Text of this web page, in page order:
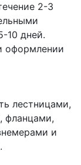
2-3
10 дней.
оформлении
лестницами,
фланцами,
и